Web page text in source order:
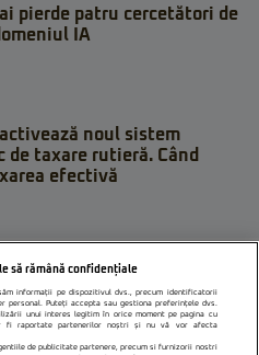
pierde patru cercetători de
IA
activează noul sistem
de taxare rutieră. Când
efectivă
să rămână confidențiale
informații pe dispozitivul dvs., precum identificatorii
personal. Puteți accepta sau gestiona preferințele dvs.
unui interes legitim în orice moment pe pagina cu
fi raportate partenerilor noștri și nu vă vor afecta
de publicitate partenere, precum si furnizorii nostri